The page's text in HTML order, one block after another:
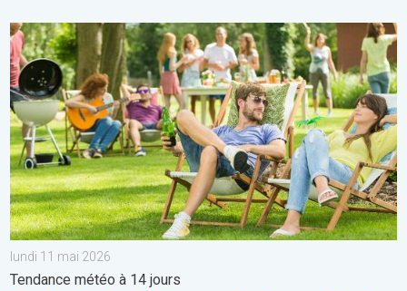
Du froid glacial à une chaleur estivale. Tendance météo à 14
lundi 11 mai 2026
Tendance météo à 14 jours